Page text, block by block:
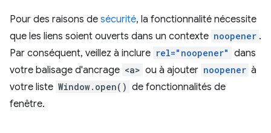
Pour des raisons de sécurité, la fonctionnalité nécessite
que les liens soient ouverts dans un contexte noopener .
Par conséquent, veillez à inclure rel="noopener" dans
votre balisage d'ancrage <a> ou à ajouter noopener à
votre liste Window.open() de fonctionnalités de
fenêtre.